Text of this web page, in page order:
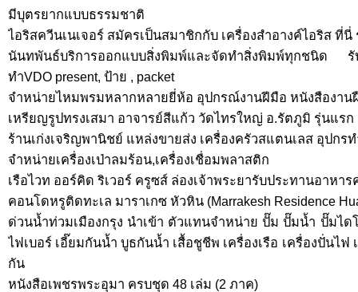
มีบุตรยากแบบธรรมชาติ
ไอริสควีนเนเจอร์ สมัครเป็นสมาชิกกับ เครื่องสำอางค์ไอริส ที่นี่
นันทพันธ์บริการออกแบบสิ่งพิมพ์และจัดทำสิ่งพิมพ์ทุกชนิด
ทำVDO present, ป้าย , packet
จำหน่ายไหมพรมหลากหลายยี่ห้อ อุปกรณ์งานฝีมือ หนังสืองาน
เหรียญรูปทรงเสมา อาจารย์สีแก้ว วัดไทรใหญ่ อ.รัตภูมิ รุ่นแรก
ร้านเก่งเจริญพานิชย์ แหล่งขายส่ง เครื่องครัวสแตนเลส อุปกร
จำหน่ายเครื่องเป่าลมร้อน,เครื่องเชื่อมพลาสติก
เรือไวท ออร์คิด ริเวอร์ ครูซส์ ล่องเจ้าพระยารับประทานอาหาร
คอนโดหรูติดทะเล มาราเกซ หัวหิน (Marrakesh Residence
ด่วนน้ำท่วมเมืองกรุง นำเข้า ตัวแทนจำหน่าย ปั๊ม ปั๊มน้ำ ปั๊มไดโ
ไฟเบอร์ เอี๊ยมกันน้ำ บูธกันน้ำ เสื้อชูชีพ เครื่องเรือ เครื่องปั่นไฟ
กัน
หนังสือเพชรพระอุมา ครบชุด 48 เล่ม (2 ภาค)